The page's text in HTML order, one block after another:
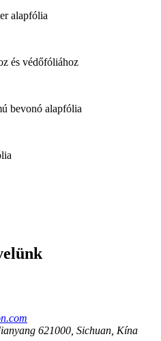
alapfólia
és védőfóliához
bevonó alapfólia
621000, Sichuan, Kína